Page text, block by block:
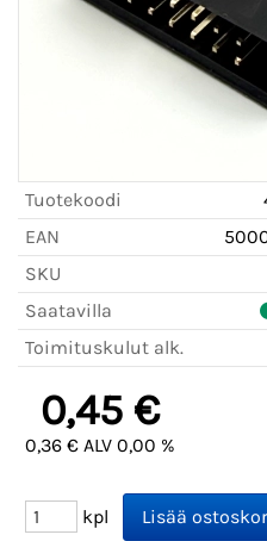
Tuotekoodi
EAN
SKU
Saatavilla
Toimituskulut alk.
0,45 €
0,36 € ALV 0,00 %
kpl